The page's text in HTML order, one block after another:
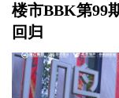
楼市BBK第99
回归